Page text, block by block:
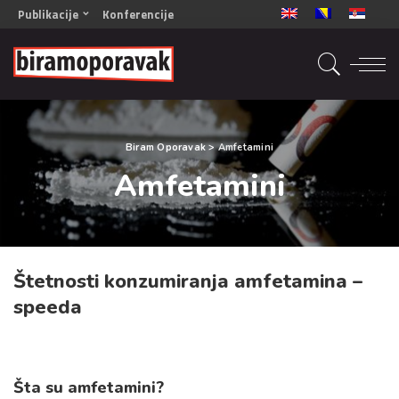
Publikacije
OPORAVAK- Naš zajednički cilj BiH/CG
OPORAVAK- Naš zajednički cilj SRB
RECOVERY- Our common goal ENG
OPORAVAK- Naš zajednički cilj 2
Mala knjiga vještina
Šta ne raditi
Radna sveska za oporavak
Konferencije
Biram Oporavak>Amfetamini
Amfetamini
Štetnosti konzumiranja amfetamina –
speeda
Šta su amfetamini?